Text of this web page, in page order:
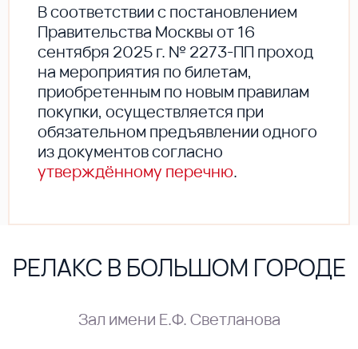
В соответствии с постановлением
Правительства Москвы от 16
сентября 2025 г. № 2273-ПП проход
на мероприятия по билетам,
приобретенным по новым правилам
покупки, осуществляется при
обязательном предъявлении одного
из документов согласно
утверждённому перечню.
РЕЛАКС В БОЛЬШОМ ГОРОДЕ
Зал имени Е.Ф. Светланова